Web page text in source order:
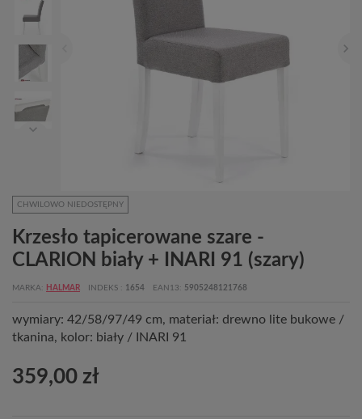
CHWILOWO NIEDOSTĘPNY
Krzesło tapicerowane szare -
CLARION biały + INARI 91 (szary)
MARKA HALMAR INDEKS 1654 EAN13 5905248121768
wymiary: 42/58/97/49 cm, materiał: drewno lite bukowe /
tkanina, kolor: biały / INARI 91
359,00 zł